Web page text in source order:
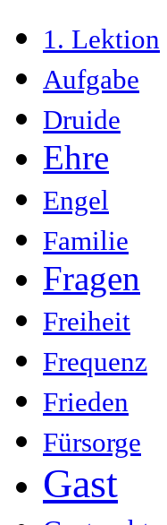
1. Lektion
Aufgabe
Druide
Ehre
Engel
Familie
Fragen
Freiheit
Frequenz
Frieden
Fürsorge
Gast